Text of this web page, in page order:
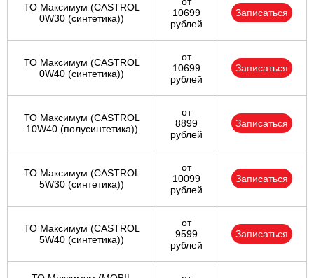
ТО Максимум (CASTROL
0W30 (синтетика))
10699
рублей
Записаться
ТО Максимум (CASTROL
0W40 (синтетика))
от
10699
рублей
Записаться
ТО Максимум (CASTROL
10W40 (полусинтетика))
от
8899
рублей
Записаться
ТО Максимум (CASTROL
5W30 (синтетика))
от
10099
рублей
Записаться
ТО Максимум (CASTROL
5W40 (синтетика))
от
9599
рублей
Записаться